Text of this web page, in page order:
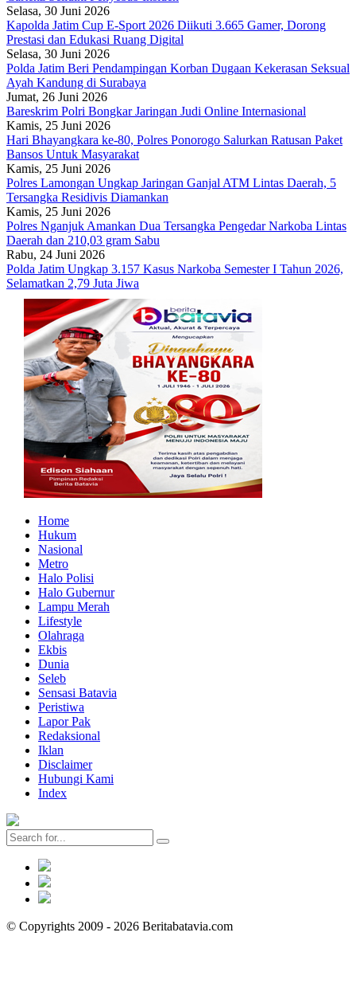
Selasa, 30 Juni 2026
Kapolda Jatim Cup E-Sport 2026 Diikuti 3.665 Gamer, Dorong
Prestasi dan Edukasi Ruang Digital
Selasa, 30 Juni 2026
Polda Jatim Beri Pendampingan Korban Dugaan Kekerasan Seksual
Ayah Kandung di Surabaya
Jumat, 26 Juni 2026
Bareskrim Polri Bongkar Jaringan Judi Online Internasional
Kamis, 25 Juni 2026
Hari Bhayangkara ke-80, Polres Ponorogo Salurkan Ratusan Paket
Bansos Untuk Masyarakat
Kamis, 25 Juni 2026
Polres Lamongan Ungkap Jaringan Ganjal ATM Lintas Daerah, 5
Tersangka Residivis Diamankan
Kamis, 25 Juni 2026
Polres Nganjuk Amankan Dua Tersangka Pengedar Narkoba Lintas
Daerah dan 210,03 gram Sabu
Rabu, 24 Juni 2026
Polda Jatim Ungkap 3.157 Kasus Narkoba Semester I Tahun 2026,
Selamatkan 2,79 Juta Jiwa
Home
Hukum
Nasional
Metro
Halo Polisi
Halo Gubernur
Lampu Merah
Lifestyle
Olahraga
Ekbis
Dunia
Seleb
Sensasi Batavia
Peristiwa
Lapor Pak
Redaksional
Iklan
Disclaimer
Hubungi Kami
Index
© Copyrights 2009 - 2026 Beritabatavia.com